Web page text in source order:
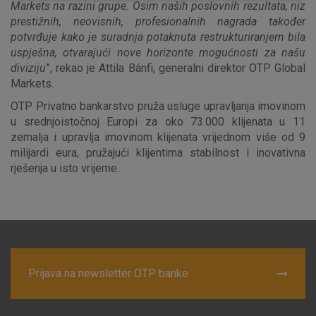
Markets na razini grupe. Osim naših poslovnih rezultata, niz
prestižnih, neovisnih, profesionalnih nagrada također
potvrđuje kako je suradnja potaknuta restrukturiranjem bila
uspješna, otvarajući nove horizonte mogućnosti za našu
diviziju”, rekao je Attila Bánfi, generalni direktor OTP Global
Markets.
OTP Privatno bankarstvo pruža usluge upravljanja imovinom
u srednjoistočnoj Europi za oko 73.000 klijenata u 11
zemalja i upravlja imovinom klijenata vrijednom više od 9
milijardi eura, pružajući klijentima stabilnost i inovativna
rješenja u isto vrijeme.
Prijava na newsletter OTP banke
Prihvaćam upotrebu navedenih kolačića
ne mogu se isključiti u našim sustavima. Uobičajeno se
za uslugama, kao što su postavke kolačića. Svoj preglednik